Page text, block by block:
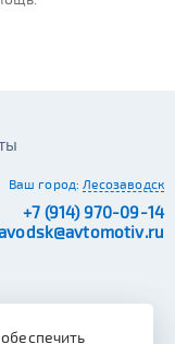
Ваш город: Лесозаводск
+7 (914) 970-09-14